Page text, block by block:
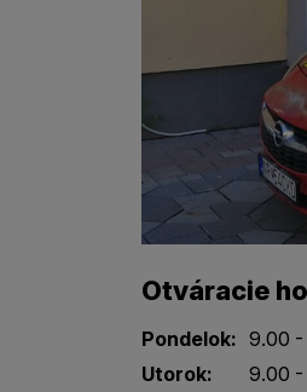
Otváracie
Pondelok: 9.00 -
Utorok:
9.00 -